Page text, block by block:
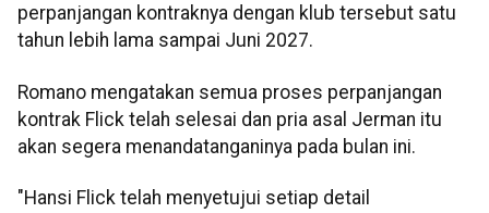
perpanjangan kontraknya dengan klub tersebut satu
tahun lebih lama sampai Juni 2027.
Romano mengatakan semua proses perpanjangan
kontrak Flick telah selesai dan pria asal Jerman itu
akan segera menandatanganinya pada bulan ini.
"Hansi Flick telah menyetujui setiap detail